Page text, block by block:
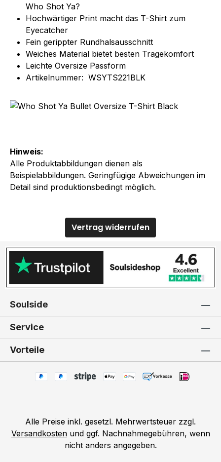
Hinweis:
Alle Produktabbildungen dienen als
Beispielabbildungen. Geringfügige Abweichungen im
Detail sind produktionsbedingt möglich.
Who Shot Ya?
Hochwärtiger Print macht das T-Shirt zum
Eyecatcher
Fein gerippter Rundhalsausschnitt
Weiches Material bietet besten Tragekomfort
Leichte Oversize Passform
Artikelnummer: WSYTS221BLK
Vertrag widerrufen
Soulside
Service
Vorteile
Alle Preise inkl. gesetzl. Mehrwertsteuer zzgl.
Versandkostenund ggf. Nachnahmegebühren, wenn
nicht anders angegeben.